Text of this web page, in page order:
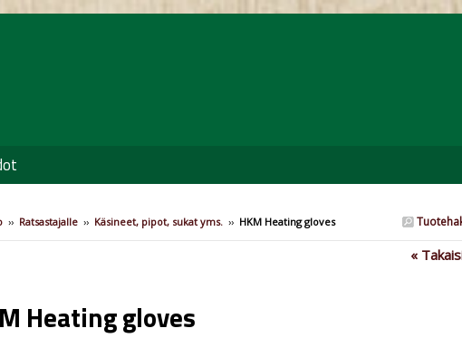
›› Ratsastajalle ›› Käsineet, pipot, sukat yms. ›› HKM Heating gloves
«
Heating gloves